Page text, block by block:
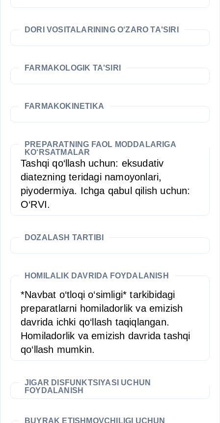
DORI VOSITALARINING O‘ZARO TA'SIRI
FARMAKOLOGIK TA'SIRI
FARMAKOKINETIKA
PREPARATNING FAOL MODDALARIGA
KO‘RSATMALAR
Tashqi qo‘llash uchun: eksudativ
diatezning teridagi namoyonlari,
piyodermiya. Ichga qabul qilish uchun:
O‘RVI.
DOZALASH TARTIBI
HOMILALIK DAVRIDA FOYDALANISH
*Navbat o‘tloqi o‘simligi* tarkibidagi
preparatlarni homiladorlik va emizish
davrida ichki qo‘llash taqiqlangan.
Homiladorlik va emizish davrida tashqi
qo‘llash mumkin.
JIGAR DISFUNKTSIYASI UCHUN
FOYDALANISH
BUYRAK ETISHMOVCHILIGI UCHUN